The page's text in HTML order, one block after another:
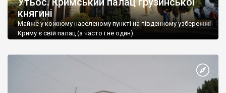
княгині
Майже у кожному населеному пункті на південному узбережжі
Криму є свій палац (а часто і не один).